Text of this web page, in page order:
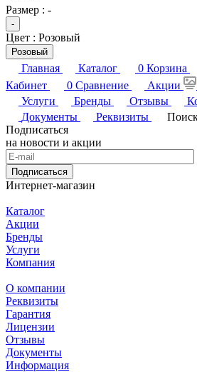
Размер : -
-
Цвет : Розовый
Розовый
Главная Каталог 0 Корзина
Кабинет
0 Сравнение Акции
Услуги
Бренды Отзывы
Документы
Реквизиты
Подписаться
на новости и акции
Подписаться
Интернет-магазин
Каталог
Акции
Бренды
Услуги
Компания
О компании
Реквизиты
Гарантия
Лицензии
Отзывы
Документы
Информация